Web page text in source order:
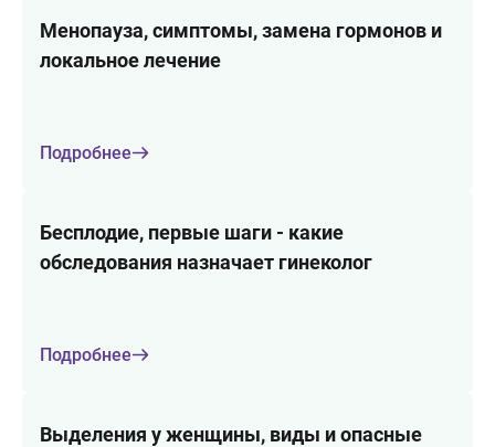
Менопауза, симптомы, замена гормонов и
локальное лечение
Подробнее
Бесплодие, первые шаги - какие
обследования назначает гинеколог
Подробнее
Выделения у женщины, виды и опасные